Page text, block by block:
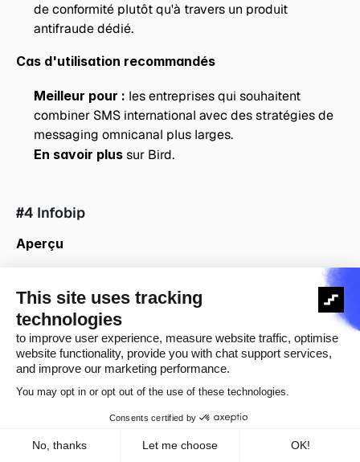
de conformité plutôt qu'à travers un produit
antifraude dédié.
Cas d'utilisation recommandés
Meilleur pour : les entreprises qui souhaitent
combiner SMS international avec des stratégies de
messaging omnicanal plus larges.
En savoir plus sur Bird.
#4 Infobip
Aperçu
mondiale fournissant SMS et messaging A2P pour
les entreprises opérant à l'international,
Elle sert principalement des clients du marché
intermédiaire et des entreprises envoyant des
messages OTP, transactionnels et de notification à
grande échelle,
Infobip se positionne comme un fournisseur de
empreinte entreprise.